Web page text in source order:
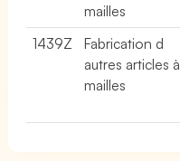
mailles
1439Z
Fabrication d
autres articles à
mailles